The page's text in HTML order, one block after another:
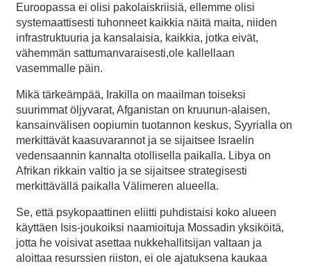
Euroopassa ei olisi pakolaiskriisiä, ellemme olisi
systemaattisesti tuhonneet kaikkia näitä maita, niiden
infrastruktuuria ja kansalaisia, kaikkia, jotka eivät,
vähemmän sattumanvaraisesti,ole kallellaan
vasemmalle päin.
Mikä tärkeämpää, Irakilla on maailman toiseksi
suurimmat öljyvarat, Afganistan on kruunun-alaisen,
kansainvälisen oopiumin tuotannon keskus, Syyrialla on
merkittävät kaasuvarannot ja se sijaitsee Israelin
vedensaannin kannalta otollisella paikalla. Libya on
Afrikan rikkain valtio ja se sijaitsee strategisesti
merkittävällä paikalla Välimeren alueella.
Se, että psykopaattinen eliitti puhdistaisi koko alueen
käyttäen Isis-joukoiksi naamioituja Mossadin yksiköitä,
jotta he voisivat asettaa nukkehallitsijan valtaan ja
aloittaa resurssien riiston, ei ole ajatuksena kaukaa